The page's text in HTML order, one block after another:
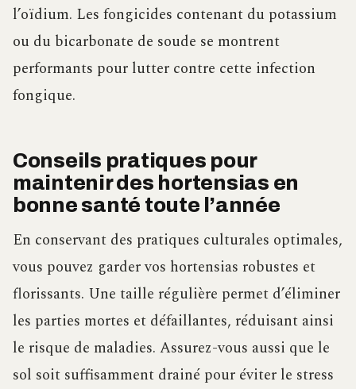
l’oïdium. Les fongicides contenant du potassium
ou du bicarbonate de soude se montrent
performants pour lutter contre cette infection
fongique.
Conseils pratiques pour
maintenir des hortensias en
bonne santé toute l’année
En conservant des pratiques culturales optimales,
vous pouvez garder vos hortensias robustes et
florissants. Une taille régulière permet d’éliminer
les parties mortes et défaillantes, réduisant ainsi
le risque de maladies. Assurez-vous aussi que le
sol soit suffisamment drainé pour éviter le stress